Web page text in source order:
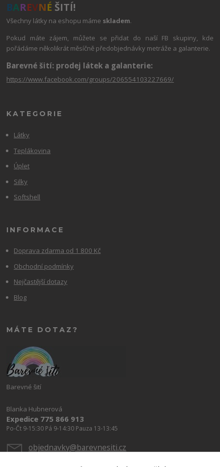
BAREVNÉ ŠITÍ!
Všechny látky na eshopu máme skladem.
Pokud máte zájem, můžete se přidat do naší FB skupiny, kde
pořádáme několikrát měsíčně předobjednávky metráže a galanterie.
Barevné šití: prodej látek a galanterie:
https://www.facebook.com/groups/206554103227669/
KATEGORIE
Látky
Teplákovina
Úplet
Silky
Softshell
INFORMACE
Doprava zdarma od 1 800 Kč
Obchodní podmínky
Nejčastější dotazy
Blog
MÁTE DOTAZ?
Barevné šití
Blanka Hubnerová
Expedice 775 866 913
Po-Čt 9-15:30 Pá 9-14:30 Pauza 13-13:45
objednavky@barevnesiti.cz